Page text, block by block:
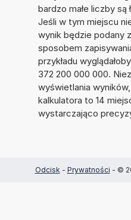
bardzo małe liczby
Jeśli w tym miejscu
wynik będzie podany
sposobem
przykładu
372 200 000 000.
wyświetlania
kalkulatora to 14
wystarczająco
Odcisk - Prywatności - ©